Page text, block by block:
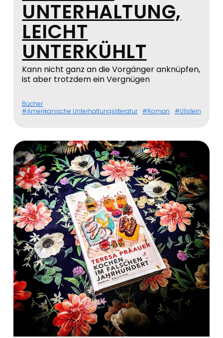
UNTERHALTUNG,
LEICHT
UNTERKÜHLT
Kann nicht ganz an die Vorgänger anknüpfen,
ist aber trotzdem ein Vergnügen
Bücher
Amerikanische Unterhaltungsliteratur
Roman Ullstein